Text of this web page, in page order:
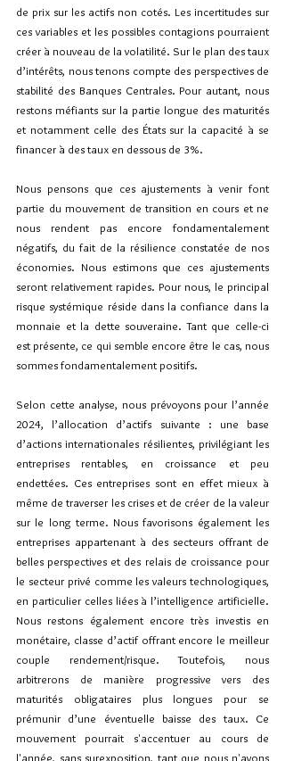
de prix sur les actifs non cotés. Les incertitudes sur
ces variables et les possibles contagions pourraient
créer à nouveau de la volatilité. Sur le plan des taux
d’intérêts, nous tenons compte des perspectives de
stabilité des Banques Centrales. Pour autant, nous
restons méfiants sur la partie longue des maturités
et notamment celle des États sur la capacité à se
financer à des taux en dessous de 3%.
Nous pensons que ces ajustements à venir font
partie du mouvement de transition en cours et ne
nous rendent pas encore fondamentalement
négatifs, du fait de la résilience constatée de nos
économies. Nous estimons que ces ajustements
seront relativement rapides. Pour nous, le principal
risque systémique réside dans la confiance dans la
monnaie et la dette souveraine. Tant que celle-ci
est présente, ce qui semble encore être le cas, nous
sommes fondamentalement positifs.
Selon cette analyse, nous prévoyons pour l’année
2024, l’allocation d’actifs suivante : une base
d’actions internationales résilientes, privilégiant les
entreprises rentables, en croissance et peu
endettées. Ces entreprises sont en effet mieux à
même de traverser les crises et de créer de la valeur
sur le long terme. Nous favorisons également les
entreprises appartenant à des secteurs offrant de
belles perspectives et des relais de croissance pour
le secteur privé comme les valeurs technologiques,
en particulier celles liées à l’intelligence artificielle.
Nous restons également encore très investis en
monétaire, classe d’actif offrant encore le meilleur
couple rendement/risque. Toutefois, nous
arbitrerons de manière progressive vers des
maturités obligataires plus longues pour se
prémunir d’une éventuelle baisse des taux. Ce
mouvement pourrait s'accentuer au cours de
l'année, sans surexposition, tant que nous n'avons